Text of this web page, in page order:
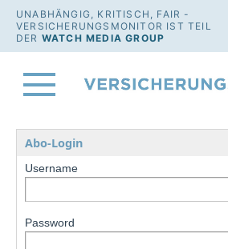
UNABHÄNGIG, KRITISCH, FAIR -
VERSICHERUNGSMONITOR IST TEIL
DER WATCH MEDIA GROUP
Abo-Login
Username
Password